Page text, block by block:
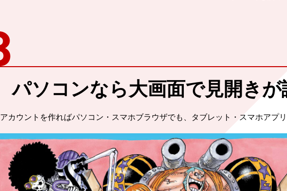
パソコンなら大画面で見開きが
アカウントを作ればパソコン・スマホブラウザでも、タブレット・スマホアプ